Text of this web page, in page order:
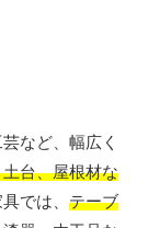
など、幅広く
台、屋根材な
では、 テーブ